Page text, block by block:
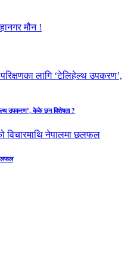
उपकरण’, केके छन विशेषता ?
छलफल